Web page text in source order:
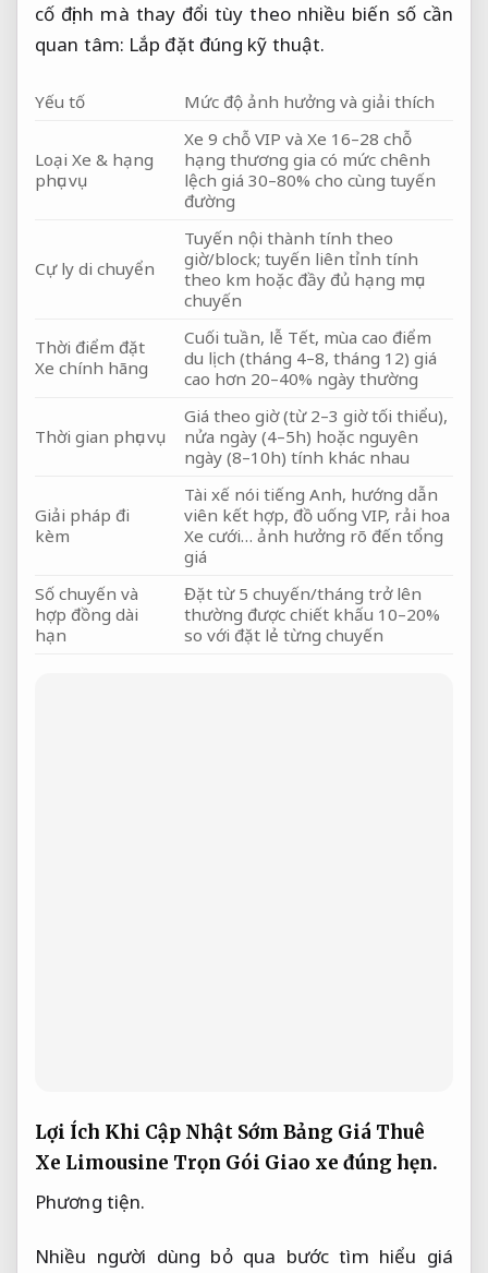
cố định mà thay đổi tùy theo nhiều biến số cần
quan tâm: Lắp đặt đúng kỹ thuật.
Yếu tố Mức độ ảnh hưởng và giải thích
Loại Xe & hạng
phục vụ
Xe 9 chỗ VIP và Xe 16–28 chỗ
hạng thương gia có mức chênh
lệch giá 30–80% cho cùng tuyến
đường
Cự ly di chuyển
Tuyến nội thành tính theo
giờ/block; tuyến liên tỉnh tính
theo km hoặc đầy đủ hạng mục
chuyến
Thời điểm đặt
Xe chính hãng
Cuối tuần, lễ Tết, mùa cao điểm
du lịch (tháng 4–8, tháng 12) giá
cao hơn 20–40% ngày thường
Thời gian phục vụ
Giá theo giờ (từ 2–3 giờ tối thiểu),
nửa ngày (4–5h) hoặc nguyên
ngày (8–10h) tính khác nhau
Giải pháp đi
kèm
Tài xế nói tiếng Anh, hướng dẫn
viên kết hợp, đồ uống VIP, rải hoa
Xe cưới… ảnh hưởng rõ đến tổng
giá
Số chuyến và
hợp đồng dài
hạn
Đặt từ 5 chuyến/tháng trở lên
thường được chiết khấu 10–20%
so với đặt lẻ từng chuyến
Lợi Ích Khi Cập Nhật Sớm Bảng Giá Thuê
Xe Limousine Trọn Gói Giao xe đúng hẹn.
Phương tiện.
Nhiều người dùng bỏ qua bước tìm hiểu giá